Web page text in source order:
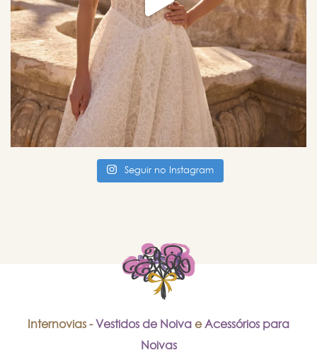
Seguir no Instagram
Internovias -Vestidos de Noiva e Acessórios para
Noivas